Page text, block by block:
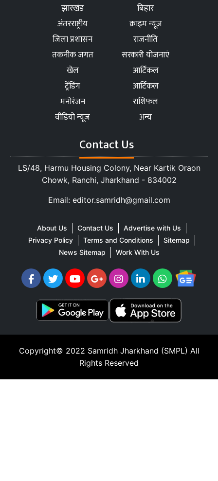
झारखंड
बिहार
अंतरराष्ट्रीय
क्राइम न्यूज
जिला प्रशासन
राजनीति
तकनीक जगत
सरकारी योजनाएं
खेल
आर्टिकल
ट्रेंडिंग
आर्टिकल
मनोरंजन
राशिफल
वीडियो न्यूज
अन्य
Contact Us
LS/48, Harmu Housing Colony, Near Kartik Oraon
Chowk, Ranchi, Jharkhand - 834002
Email: editor.samridh@gmail.com
About Us Contact Us
Advertise with Us
Privacy Policy
Terms and Conditions
Sitemap
News Sitemap
Work With Us
Copyright© 2022 Samridh Jharkhand (SMPL) All
Rights Reserved